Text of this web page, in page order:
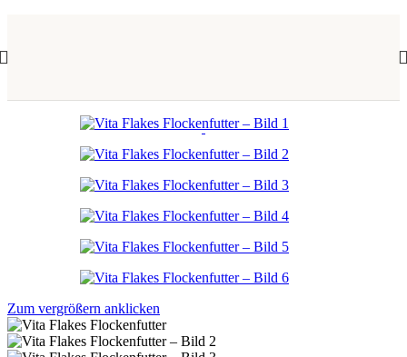
Zum vergrößern anklicken